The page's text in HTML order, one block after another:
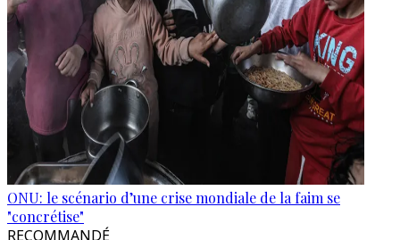
ONU: le scénario d’une crise mondiale de la faim se
"concrétise"
RECOMMANDÉ